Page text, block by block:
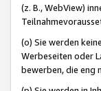
(z. B., WebView)
(o) Sie werden
Werbeseiten oder
bewerben, die eng